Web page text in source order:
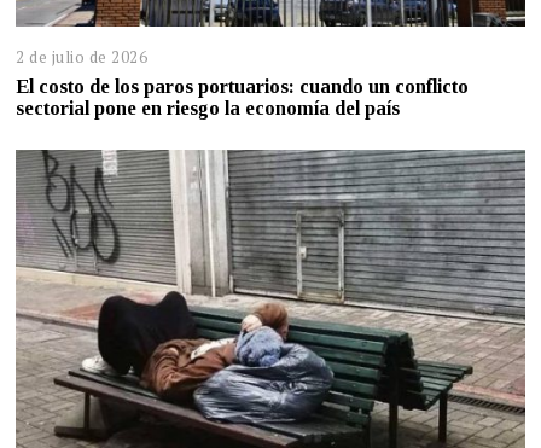
2 de julio de 2026
El costo de los paros portuarios: cuando un conflicto
sectorial pone en riesgo la economía del país